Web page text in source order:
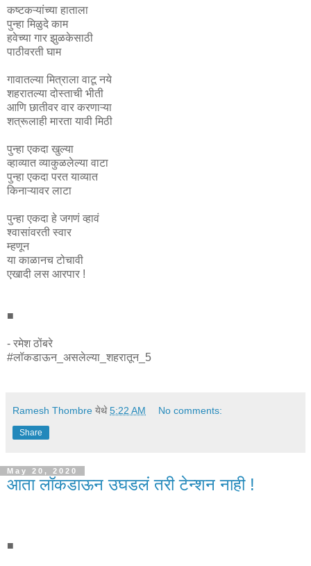
कष्टकऱ्यांच्या हाताला
पुन्हा मिळुदे काम
हवेच्या गार झुळकेसाठी
पाठीवरती घाम
गावातल्या मित्राला वाटू नये
शहरातल्या दोस्ताची भीती
आणि छातीवर वार करणाऱ्या
शत्रूलाही मारता यावी मिठी
पुन्हा एकदा खुल्या
व्हाव्यात व्याकुळलेल्या वाटा
पुन्हा एकदा परत याव्यात
किनाऱ्यावर लाटा
पुन्हा एकदा हे जगणं व्हावं
श्वासांवरती स्वार
म्हणून
या काळानच टोचावी
एखादी लस आरपार !
■
- रमेश ठोंबरे
#लॉकडाऊन_असलेल्या_शहरातून_5
Ramesh Thombre येथे5:22 AM No comments:
Share
May 20, 2020
आता लॉकडाऊन उघडलं तरी टेन्शन नाही !
■